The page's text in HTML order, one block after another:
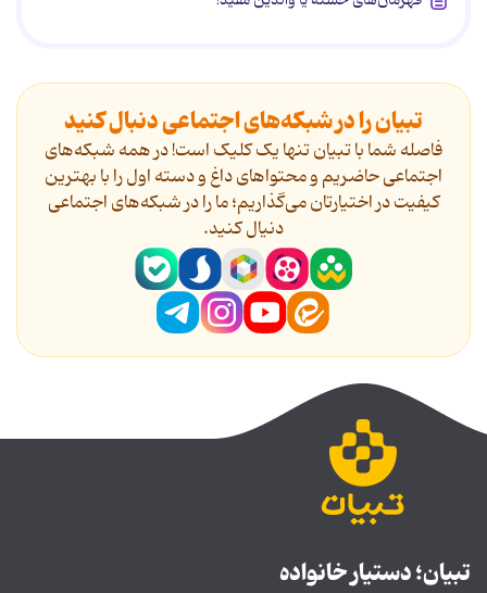
تبیان را در شبکه‌های اجتماعی دنبال کنید
فاصله شما با تبیان تنها یک کلیک است! در همه شبکه‌های
اجتماعی حاضریم و محتواهای داغ و دسته اول را با بهترین
کیفیت در اختیارتان می‌گذاریم؛ ما را در شبکه‌های اجتماعی
دنیال کنید.
تبیان؛ دستیار خانواده